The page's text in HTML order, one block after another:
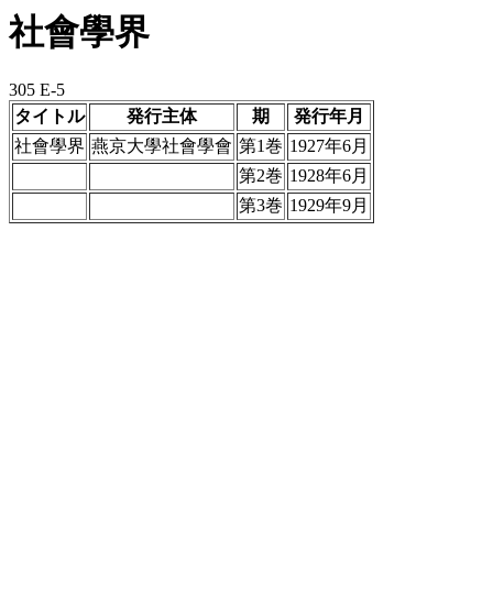
社會學界
305 E-5
タイトル
発行主体 期
発行年月
社會學界 燕京大學社會學會 第1巻 1927年6月
第2巻 1928年6月
第3巻 1929年9月